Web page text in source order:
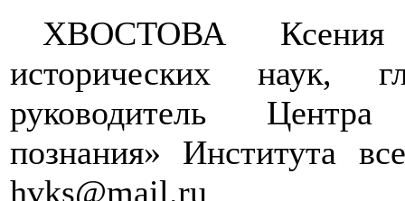
ХВОСТОВА Ксения
исторических наук,
руководитель
познания» Института
hvks@mail.ru